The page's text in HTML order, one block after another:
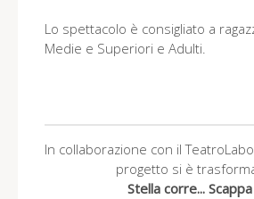
Lo spettacolo è consigliato a
Medie e Superiori e Adulti.
In collaborazione con il
progetto si è
Stella corre...